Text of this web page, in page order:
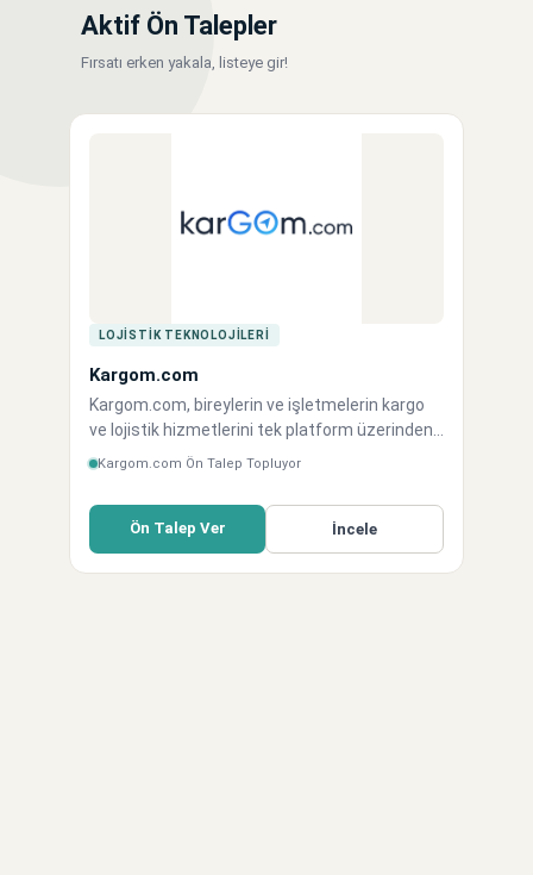
Aktif Ön Talepler
Fırsatı erken yakala, listeye gir!
LOJISTIK TEKNOLOJILERI
Kargom.com
Kargom.com, bireylerin ve işletmelerin kargo
ve lojistik hizmetlerini tek platform üzerinden
karşılaştırmasına, satın almasına ve
platformudur. Tıpkı Skyscanner'ın uçak bileti
sektöründe yarattı…
Kargom.com Ön Talep Topluyor
Ön Talep Ver İncele